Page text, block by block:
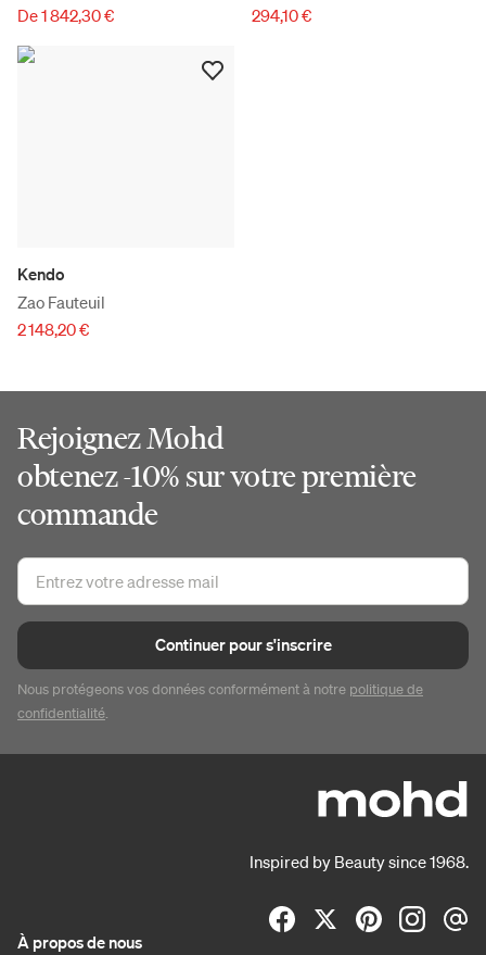
De 1 842,30 €
294,10 €
Kendo
Zao Fauteuil
2 148,20 €
Rejoignez Mohd
obtenez -10% sur votre première
commande
Continuer pour s'inscrire
Nous protégeons vos données conformément à notre politique de
confidentialité.
Inspired by Beauty since 1968.
À propos de nous